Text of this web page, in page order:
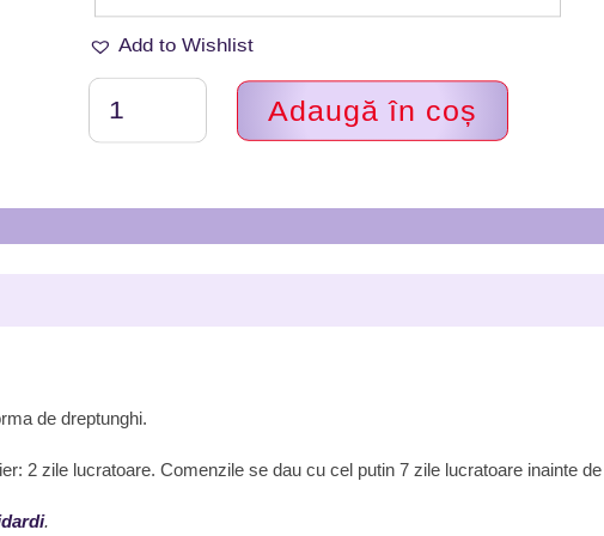
Add to Wishlist
Cantitate
Marturii
Lidardi
Handmade,
Adaugă în coș
de dreptunghi.
2 zile lucratoare. Comenzile se dau cu cel putin 7 zile lucratoare inainte
.